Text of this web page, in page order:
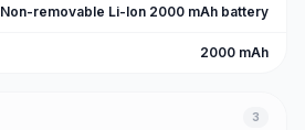
Non-removable Li-Ion 2000 mAh battery
2000 mAh
3